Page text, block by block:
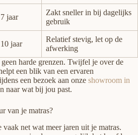
jaar
Zakt sneller in bij dagelijks
gebruik
jaar
Relatief stevig, let op de
afwerking
harde grenzen. Twijfel je over de
een blik van een ervaren
een bezoek aan onze showroom in
naar wat bij jou past.
van je matras?
net wat meer jaren uit je matras.